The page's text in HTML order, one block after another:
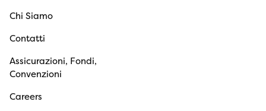
Chi Siamo
Contatti
Assicurazioni, Fondi,
Convenzioni
Careers